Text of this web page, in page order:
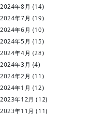
2024年8月 (14)
2024年7月 (19)
2024年6月 (10)
2024年5月 (15)
2024年4月 (28)
2024年3月 (4)
2024年2月 (11)
2024年1月 (12)
2023年12月 (12)
2023年11月 (11)